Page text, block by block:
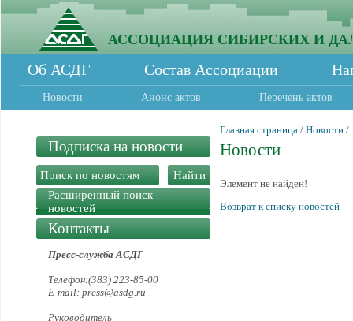
АССОЦИАЦИЯ СИБИРСКИХ И
Об АСДГ Состав Ассоциации
Новости Анонс актов Перечень актов
Подписка на новости
Расширенный поиск
новостей
Контакты
Пресс-служба АСДГ
Телефон:(383) 223-85-00
E-mail: press@asdg.ru
Руководитель
Главная страница / Новости /
Новости
Элемент не найден!
Возврат к списку новостей